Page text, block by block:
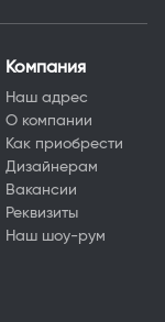
Компания
Наш адрес
О компании
Как приобрести
Дизайнерам
Вакансии
Реквизиты
Наш шоу-рум